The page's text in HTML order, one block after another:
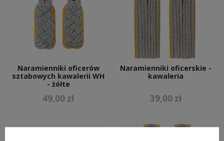
Naramienniki oficerów
sztabowych kawalerii WH
- żółte
49,00 zł
Naramienniki oficerskie -
kawaleria
39,00 zł